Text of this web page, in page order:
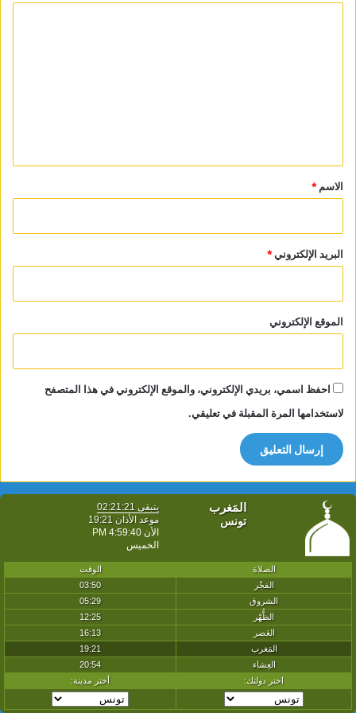
*
الاسم *
البريد الإلكتروني*
الموقع الإلكتروني
احفظ اسمي، بريدي الإلكتروني، والموقع الإلكتروني في هذا المتصفح
لاستخدامها المرة المقبلة في تعليقي.